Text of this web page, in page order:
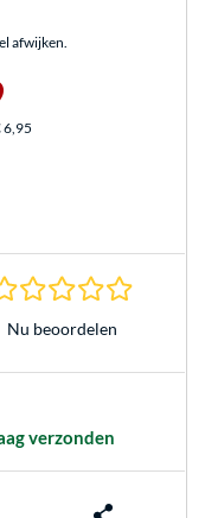
afwijken.
6,95
Nu beoordelen
verzonden